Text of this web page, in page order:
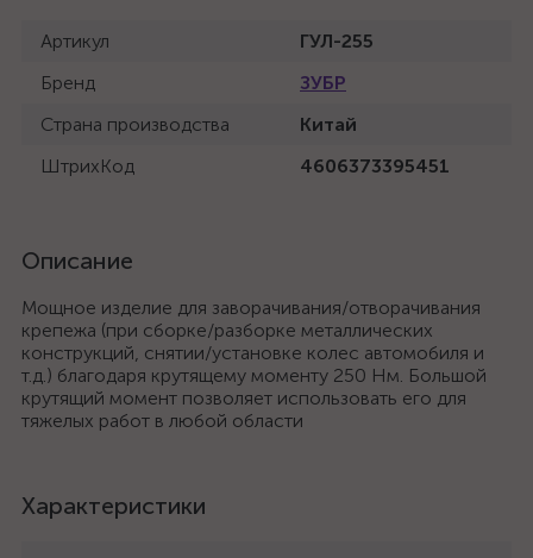
Артикул
ГУЛ-255
Бренд
ЗУБР
Страна производства
Китай
ШтрихКод
4606373395451
Описание
Мощное изделие для заворачивания/отворачивания
крепежа (при сборке/разборке металлических
конструкций, снятии/установке колес автомобиля и
т.д.) благодаря крутящему моменту 250 Нм. Большой
крутящий момент позволяет использовать его для
тяжелых работ в любой области
Характеристики